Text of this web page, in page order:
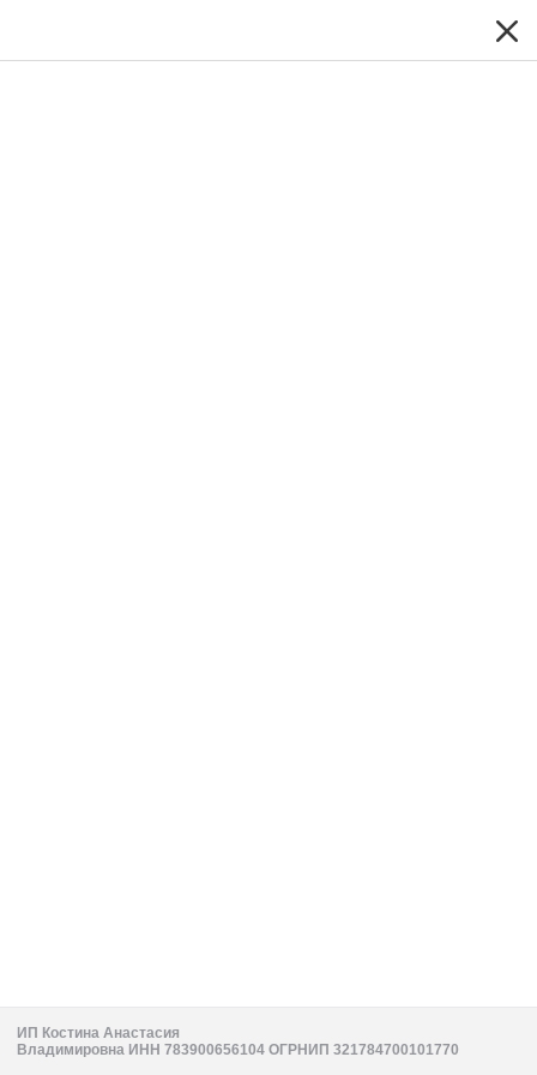
ИП Костина Анастасия
Владимировна ИНН 783900656104 ОГРНИП 321784700101770